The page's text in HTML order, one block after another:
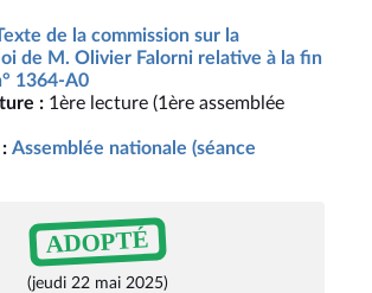
de la commission sur la
de M. Olivier Falorni relative à la fin
1364-A0
: 1ère lecture (1ère assemblée
Assemblée nationale (séance
ADOPTÉ
(jeudi 22 mai 2025)